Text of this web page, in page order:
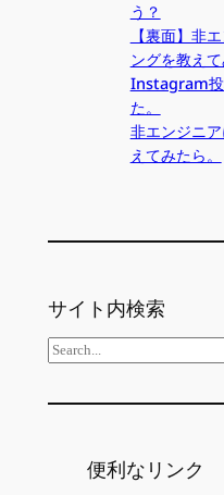
う？
【裏面】非
ングを教えて
Instagram投
た。
非エンジニ
えてみたら。
サイト内検索
検
便利なリンク